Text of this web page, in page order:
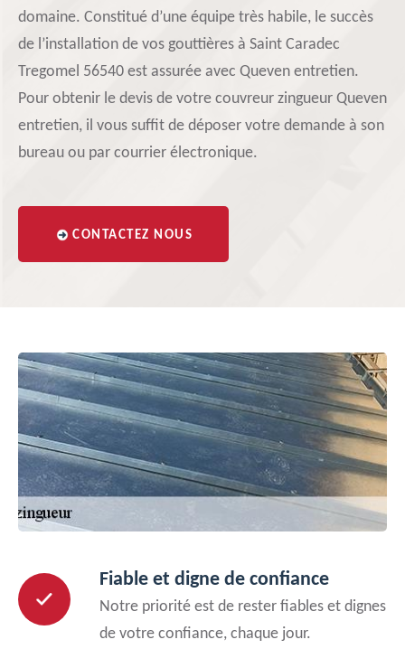
domaine. Constitué d’une équipe très habile, le succès
de l’installation de vos gouttières à Saint Caradec
Tregomel 56540 est assurée avec Queven entretien.
Pour obtenir le devis de votre couvreur zingueur Queven
entretien, il vous suffit de déposer votre demande à son
bureau ou par courrier électronique.
CONTACTEZ NOUS
Fiable et digne de confiance
Notre priorité est de rester fiables et dignes
de votre confiance, chaque jour.